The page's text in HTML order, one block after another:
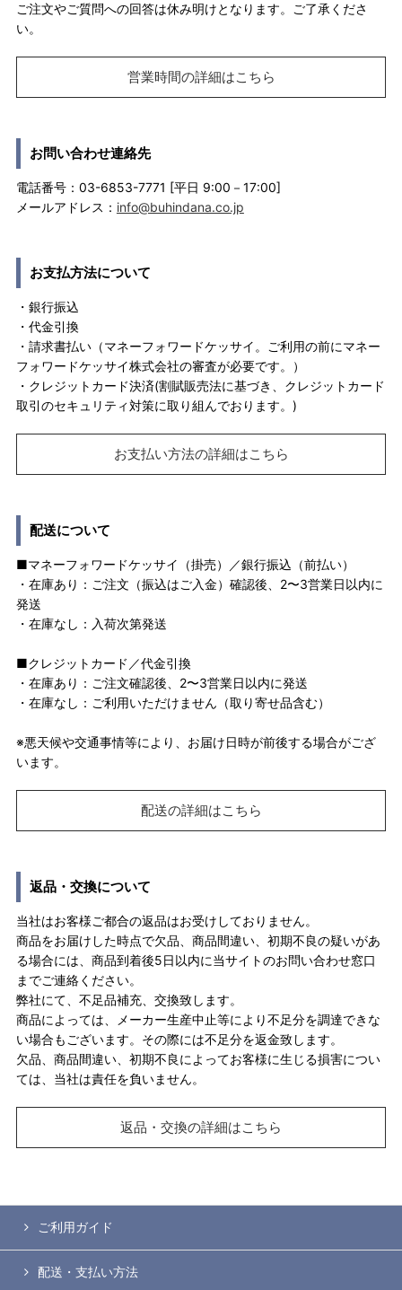
ご注文やご質問への回答は休み明けとなります。ご了承くださ
い。
営業時間の詳細はこちら
お問い合わせ連絡先
電話番号：03-6853-7771 [平日 9:00－17:00]
メールアドレス： info@buhindana.co.jp
お支払方法について
・銀行振込
・代金引換
・請求書払い（マネーフォワードケッサイ。ご利用の前にマネー
フォワードケッサイ株式会社の審査が必要です。）
・クレジットカード決済(割賦販売法に基づき、クレジットカード
取引のセキュリティ対策に取り組んでおります。)
お支払い方法の詳細はこちら
配送について
■マネーフォワードケッサイ（掛売）／銀行振込（前払い）
・在庫あり：ご注文（振込はご入金）確認後、2〜3営業日以内に
発送
・在庫なし：入荷次第発送
■クレジットカード／代金引換
・在庫あり：ご注文確認後、2〜3営業日以内に発送
・在庫なし：ご利用いただけません（取り寄せ品含む）
※悪天候や交通事情等により、お届け日時が前後する場合がござ
います。
配送の詳細はこちら
返品・交換について
当社はお客様ご都合の返品はお受けしておりません。
商品をお届けした時点で欠品、商品間違い、初期不良の疑いがあ
る場合には、商品到着後5日以内に当サイトのお問い合わせ窓口
までご連絡ください。
弊社にて、不足品補充、交換致します。
商品によっては、メーカー生産中止等により不足分を調達できな
い場合もございます。その際には不足分を返金致します。
欠品、商品間違い、初期不良によってお客様に生じる損害につい
ては、当社は責任を負いません。
返品・交換の詳細はこちら
ご利用ガイド
配送・支払い方法